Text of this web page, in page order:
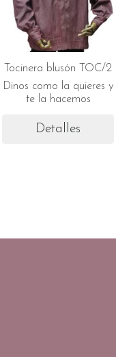
Tocinera blusón TOC/2
Dinos como la quieres y
te la hacemos
Detalles